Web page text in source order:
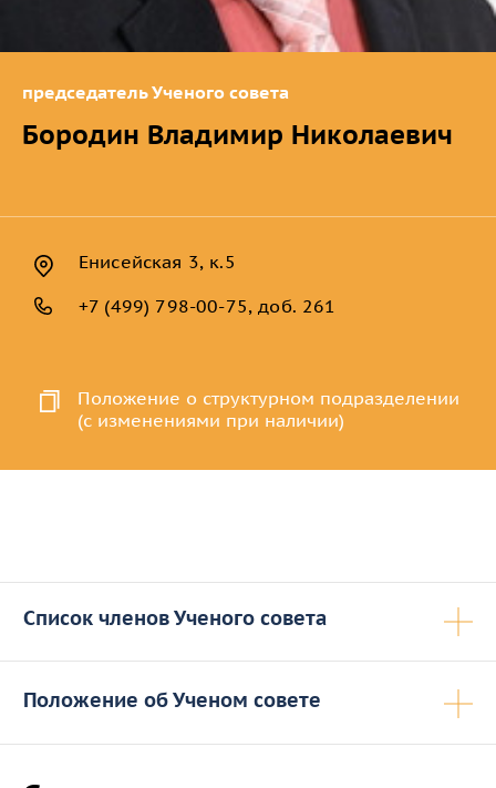
председатель Ученого совета
Бородин Владимир Николаевич
Енисейская 3, к.5
+7 (499) 798-00-75, доб. 261
Положение о структурном подразделении
(с изменениями при наличии)
Список членов Ученого совета
членов Ученого советагосударственного
Положение об Ученом совете